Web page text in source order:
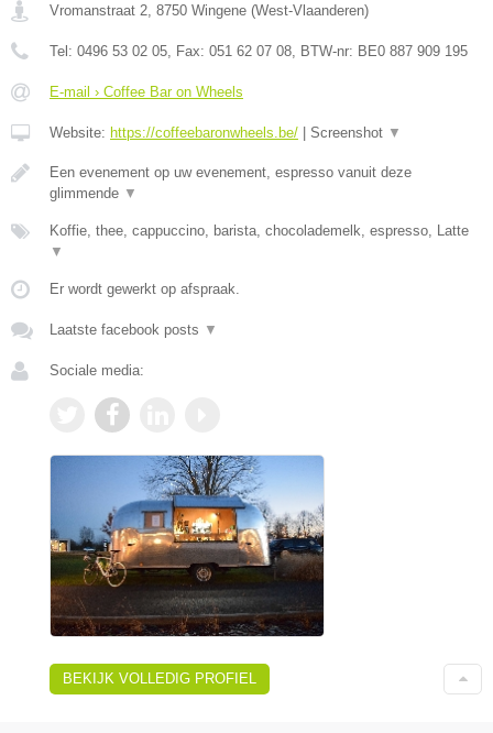
Vromanstraat 2 8750 Wingene (West-Vlaanderen)
Tel: 0496 53 02 05 , Fax: 051 62 07 08 , BTW-nr: BE0 887 909 195
E-mail › Coffee Bar on Wheels
Website: https://coffeebaronwheels.be/ | Screenshot ▼
Een evenement op uw evenement, espresso vanuit deze
glimmende ▼
Koffie, thee, cappuccino, barista, chocolademelk, espresso, Latte
▼
Er wordt gewerkt op afspraak.
Laatste facebook posts ▼
Sociale media:
BEKIJK VOLLEDIG PROFIEL